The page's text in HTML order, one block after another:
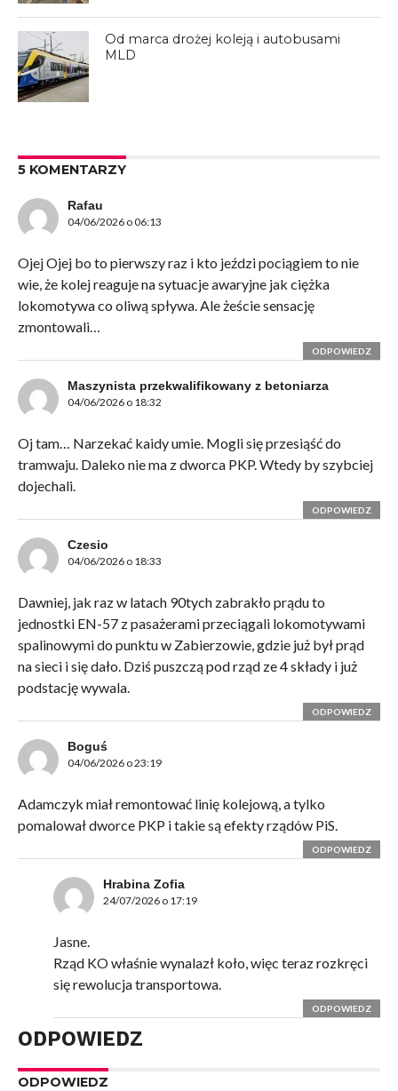
Od marca drożej koleją i autobusami
MLD
5 KOMENTARZY
Rafau
04/06/2026 o 06:13
Ojej Ojej bo to pierwszy raz i kto jeździ pociągiem to nie
wie, że kolej reaguje na sytuacje awaryjne jak ciężka
lokomotywa co oliwą spływa. Ale żeście sensację
zmontowali…
ODPOWIEDZ
Maszynista przekwalifikowany z betoniarza
04/06/2026 o 18:32
Oj tam… Narzekać kaidy umie. Mogli się przesiąść do
tramwaju. Daleko nie ma z dworca PKP. Wtedy by szybciej
dojechali.
ODPOWIEDZ
Czesio
04/06/2026 o 18:33
Dawniej, jak raz w latach 90tych zabrakło prądu to
jednostki EN-57 z pasażerami przeciągali lokomotywami
spalinowymi do punktu w Zabierzowie, gdzie już był prąd
na sieci i się dało. Dziś puszczą pod rząd ze 4 składy i już
podstację wywala.
ODPOWIEDZ
Boguś
04/06/2026 o 23:19
Adamczyk miał remontować linię kolejową, a tylko
pomalował dworce PKP i takie są efekty rządów PiS.
ODPOWIEDZ
Hrabina Zofia
24/07/2026 o 17:19
Jasne.
Rząd KO właśnie wynalazł koło, więc teraz rozkręci
się rewolucja transportowa.
ODPOWIEDZ
ODPOWIEDZ
ODPOWIEDZ